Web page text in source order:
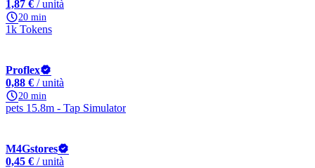
1,87 € / unità
20 min
1k Tokens
Proflex
0,88 € / unità
20 min
pets 15.8m - Tap Simulator
M4Gstores
0,45 € / unità